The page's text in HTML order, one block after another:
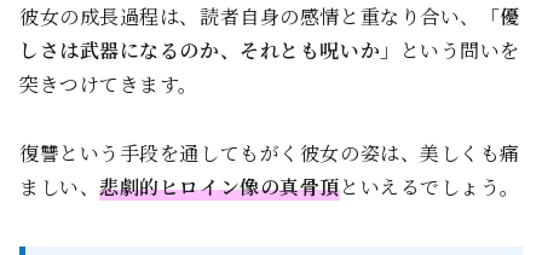
彼女の成長過程は、読者自身の感情と重なり合い、
「優
しさは武器になるのか、それとも呪いか」
という問いを
突きつけてきます。
復讐という手段を通してもがく彼女の姿は、美しくも痛
ましい、悲劇的ヒロイン像の真骨頂といえるでしょう。